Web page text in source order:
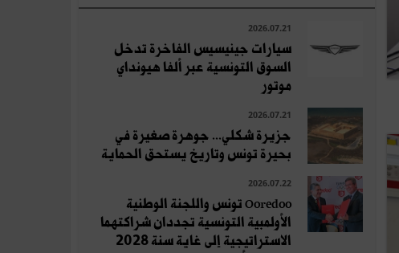
2026.07.21
سيارات جينيسيس الفاخرة تدخل
السوق التونسية عبر ألفا هيونداي
موتور
2026.07.21
جزيرة شكلي... جوهرة صغيرة في
بحيرة تونس وتاريخ يستحق الحماية
2026.07.22
Ooredoo تونس واللجنة الوطنية
الأولمبية التونسية تجددان شراكتهما
الاستراتيجية إلى غاية سنة 2028